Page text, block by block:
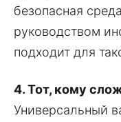
безопасная
руководством
подходит для
4. Тот, кому
Универсальный